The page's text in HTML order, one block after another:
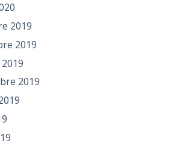
2019
2019
2019